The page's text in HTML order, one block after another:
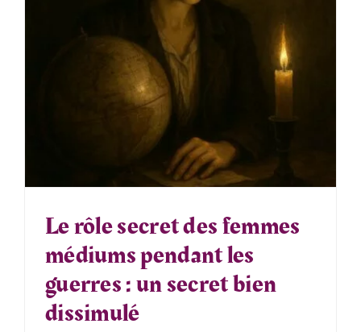
Le rôle secret des femmes
médiums pendant les
guerres : un secret bien
dissimulé